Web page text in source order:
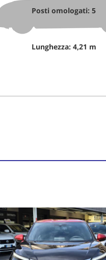
Posti omologati: 5
Lunghezza: 4,21 m
Auto.